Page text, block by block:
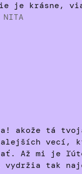
je krásne,
NITA
akože tá
vecí,
Až mi je
vydržia tak